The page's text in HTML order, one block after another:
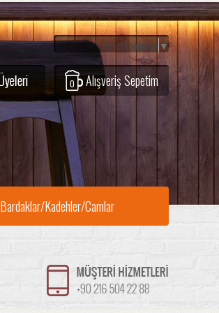
Alışveriş Sepetim
0
Select Language ▼
Bardaklar/Kadehler/Camlar